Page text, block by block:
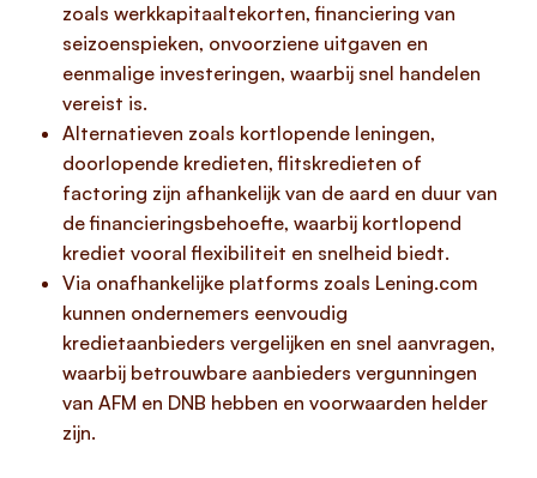
zoals werkkapitaaltekorten, financiering van
seizoenspieken, onvoorziene uitgaven en
eenmalige investeringen, waarbij snel handelen
vereist is.
Alternatieven zoals kortlopende leningen,
doorlopende kredieten, flitskredieten of
factoring zijn afhankelijk van de aard en duur van
de financieringsbehoefte, waarbij kortlopend
krediet vooral flexibiliteit en snelheid biedt.
Via onafhankelijke platforms zoals Lening.com
kunnen ondernemers eenvoudig
kredietaanbieders vergelijken en snel aanvragen,
waarbij betrouwbare aanbieders vergunningen
van AFM en DNB hebben en voorwaarden helder
zijn.